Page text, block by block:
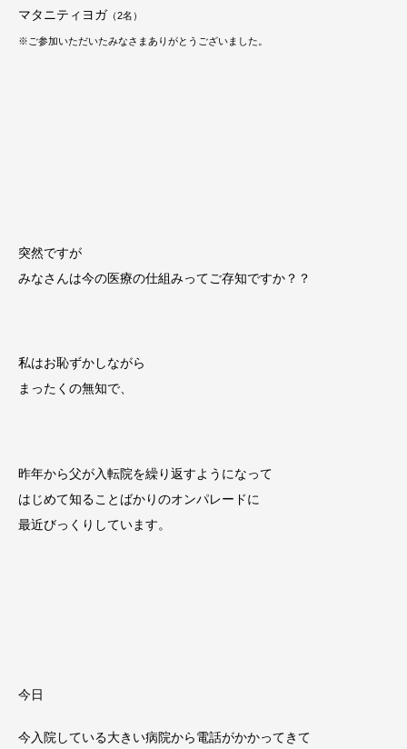
マタニティヨガ （2名）
※ご参加いただいたみなさまありがとうございました。
突然ですが
みなさんは今の医療の仕組みってご存知ですか？？
私はお恥ずかしながら
まったくの無知で、
昨年から父が入転院を繰り返すようになって
はじめて知ることばかりのオンパレードに
最近びっくりしています。
今日
今入院している大きい病院から電話がかかってきて